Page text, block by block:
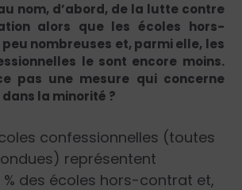
nom, d’abord, de la lutte contre
alors que les écoles hors-
nombreuses et, parmi elle, les
le sont encore moins.
pas une mesure qui concerne
la minorité ?
confessionnelles (toutes
représentent
des écoles hors-contrat et,